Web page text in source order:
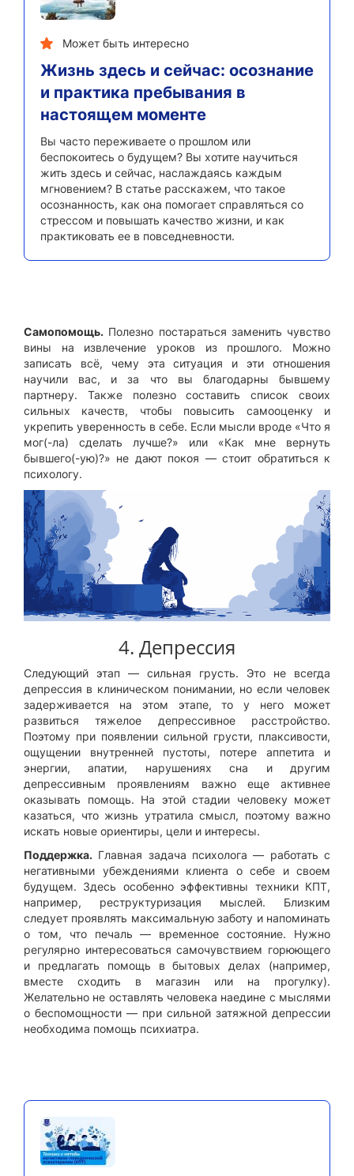
Может быть интересно
Жизнь здесь и сейчас: осознание
и практика пребывания в
настоящем моменте
Вы часто переживаете о прошлом или
беспокоитесь о будущем? Вы хотите научиться
жить здесь и сейчас, наслаждаясь каждым
мгновением? В статье расскажем, что такое
осознанность, как она помогает справляться со
стрессом и повышать качество жизни, и как
практиковать ее в повседневности.
Самопомощь. Полезно постараться заменить чувство
вины на извлечение уроков из прошлого. Можно
записать всё, чему эта ситуация и эти отношения
научили вас, и за что вы благодарны бывшему
партнеру. Также полезно составить список своих
сильных качеств, чтобы повысить самооценку и
укрепить уверенность в себе. Если мысли вроде «Что я
мог(-ла) сделать лучше?» или «Как мне вернуть
бывшего(-ую)?» не дают покоя — стоит обратиться к
психологу.
4. Депрессия
Следующий этап — сильная грусть. Это не всегда
депрессия в клиническом понимании, но если человек
задерживается на этом этапе, то у него может
развиться тяжелое депрессивное расстройство.
Поэтому при появлении сильной грусти, плаксивости,
ощущении внутренней пустоты, потере аппетита и
энергии, апатии, нарушениях сна и другим
депрессивным проявлениям важно еще активнее
оказывать помощь. На этой стадии человеку может
казаться, что жизнь утратила смысл, поэтому важно
искать новые ориентиры, цели и интересы.
Поддержка. Главная задача психолога — работать с
негативными убеждениями клиента о себе и своем
будущем. Здесь особенно эффективны техники КПТ,
например, реструктуризация мыслей. Близким
следует проявлять максимальную заботу и напоминать
о том, что печаль — временное состояние. Нужно
регулярно интересоваться самочувствием горюющего
и предлагать помощь в бытовых делах (например,
вместе сходить в магазин или на прогулку).
Желательно не оставлять человека наедине с мыслями
о беспомощности — при сильной затяжной депрессии
необходима помощь психиатра.